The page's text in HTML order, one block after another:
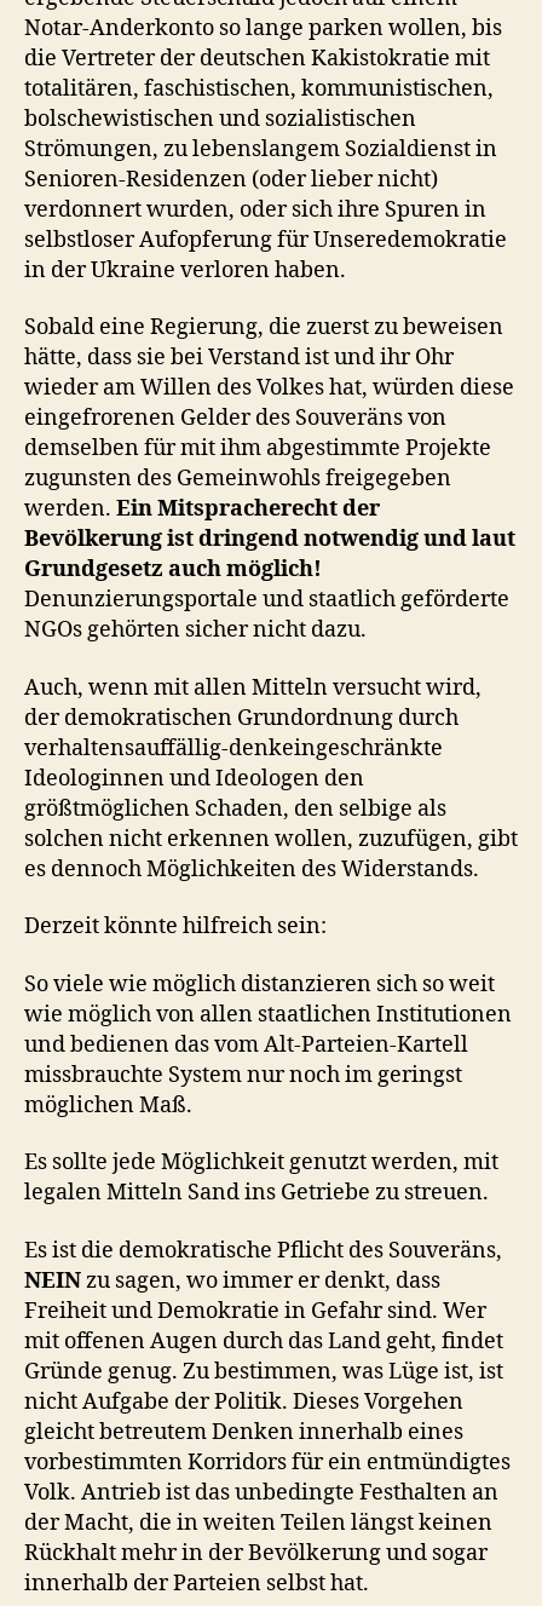
Notar-Anderkonto so lange parken wollen, bis
die Vertreter der deutschen Kakistokratie mit
totalitären, faschistischen, kommunistischen,
bolschewistischen und sozialistischen
Strömungen, zu lebenslangem Sozialdienst in
Senioren-Residenzen (oder lieber nicht)
verdonnert wurden, oder sich ihre Spuren in
selbstloser Aufopferung für Unseredemokratie
in der Ukraine verloren haben.
Sobald eine Regierung, die zuerst zu beweisen
hätte, dass sie bei Verstand ist und ihr Ohr
wieder am Willen des Volkes hat, würden diese
eingefrorenen Gelder des Souveräns von
demselben für mit ihm abgestimmte Projekte
zugunsten des Gemeinwohls freigegeben
werden. Ein Mitspracherecht der
Bevölkerung ist dringend notwendig und laut
Grundgesetz auch möglich!
Denunzierungsportale und staatlich geförderte
NGOs gehörten sicher nicht dazu.
Auch, wenn mit allen Mitteln versucht wird,
der demokratischen Grundordnung durch
verhaltensauffällig-denkeingeschränkte
Ideologinnen und Ideologen den
größtmöglichen Schaden, den selbige als
solchen nicht erkennen wollen, zuzufügen, gibt
es dennoch Möglichkeiten des Widerstands.
Derzeit könnte hilfreich sein:
So viele wie möglich distanzieren sich so weit
wie möglich von allen staatlichen Institutionen
und bedienen das vom Alt-Parteien-Kartell
missbrauchte System nur noch im geringst
möglichen Maß.
Es sollte jede Möglichkeit genutzt werden, mit
legalen Mitteln Sand ins Getriebe zu streuen.
Es ist die demokratische Pflicht des Souveräns,
NEINzu sagen, wo immer er denkt, dass
Freiheit und Demokratie in Gefahr sind. Wer
mit offenen Augen durch das Land geht, findet
Gründe genug. Zu bestimmen, was Lüge ist, ist
nicht Aufgabe der Politik. Dieses Vorgehen
gleicht betreutem Denken innerhalb eines
vorbestimmten Korridors für ein entmündigtes
Volk. Antrieb ist das unbedingte Festhalten an
der Macht, die in weiten Teilen längst keinen
Rückhalt mehr in der Bevölkerung und sogar
innerhalb der Parteien selbst hat.